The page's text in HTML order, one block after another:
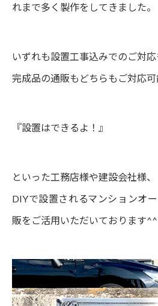
れまで多く製作をしてきました。
いずれも設置工事込みでのご対応
完成品の通販もどちらもご対応可
『設置はできるよ！』
といった工務店様や建設会社様、
DIYで設置されるマンションオ
販をご活用いただいております^^